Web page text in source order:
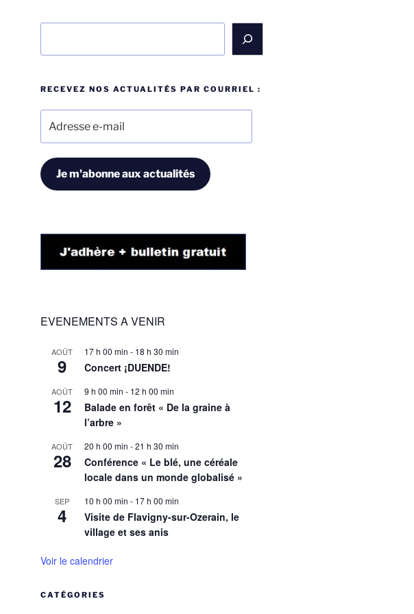
RECEVEZ NOS ACTUALITÉS PAR COURRIEL :
mail
Je m'abonne aux actualités
EVENEMENTS A VENIR
AOÛT
9
17 h 00 min - 18 h 30 min
Concert ¡DUENDE!
AOÛT
12
9 h 00 min - 12 h 00 min
Balade en forêt « De la graine à
l’arbre »
AOÛT
28
20 h 00 min -21 h 30 min
Conférence « Le blé, une céréale
locale dans un monde globalisé »
SEP
4
10 h 00 min - 17 h 00 min
Visite de Flavigny-sur-Ozerain, le
village et ses anis
Voir le calendrier
CATÉGORIES